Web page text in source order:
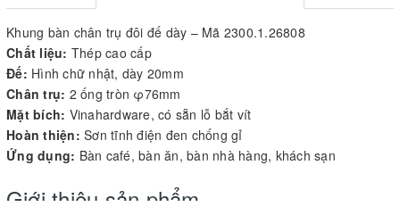
Khung bàn chân trụ đôi đế dày – Mã 2300.1.26808
Chất liệu: Thép cao cấp
Đế: Hình chữ nhật, dày 20mm
Chân trụ: 2 ống tròn φ76mm
Mặt bích: Vinahardware, có sẵn lỗ bắt vít
Hoàn thiện: Sơn tĩnh điện đen chống gỉ
Ứng dụng: Bàn café, bàn ăn, bàn nhà hàng, khách sạn
Giới thiệu sản phẩm